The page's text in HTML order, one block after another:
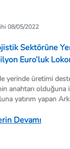
08/05/2022
Sektörüne
Euro’luk
yerinde üretimi
anahtarı olduğuna
yatırım yapan
beş Euro Dual
Devamı